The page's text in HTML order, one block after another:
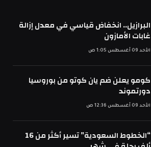
البرازيل.. انخفاض قياسي في معدل إزالة
غابات الأمازون
الأحد 09 أغسطس 1:05 ص
كومو يعلن ضم يان كوتو من بوروسيا
دورتموند
الأحد 09 أغسطس 12:36 ص
“الخطوط السعودية” تسير أكثر من 16